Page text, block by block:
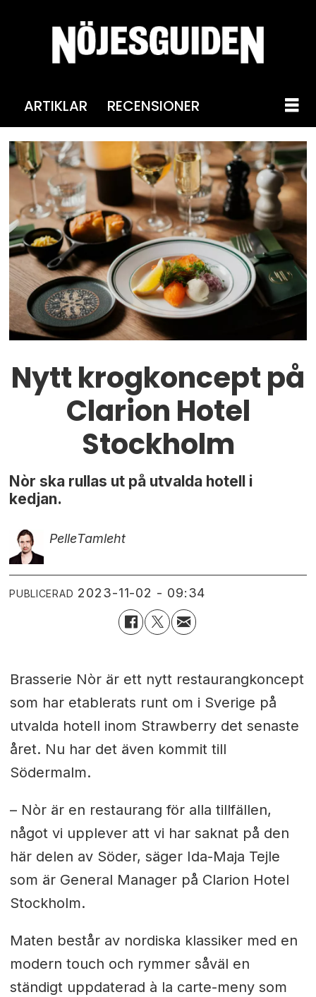
ARTIKLAR RECENSIONER
Nytt krogkoncept på
Clarion Hotel
Stockholm
Nòr ska rullas ut på utvalda hotell i
kedjan.
PelleTamleht
PUBLICERAD 2023-11-02 - 09:34
Brasserie Nòr är ett nytt restaurangkoncept
som har etablerats runt om i Sverige på
utvalda hotell inom Strawberry det senaste
året. Nu har det även kommit till
Södermalm.
– Nòr är en restaurang för alla tillfällen,
något vi upplever att vi har saknat på den
här delen av Söder, säger Ida-Maja Tejle
som är General Manager på Clarion Hotel
Stockholm.
Maten består av nordiska klassiker med en
modern touch och rymmer såväl en
ständigt uppdaterad à la carte-meny som